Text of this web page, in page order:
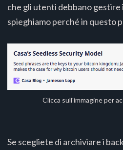
che gli utenti debbano gestire
spieghiamo perché in questo
Clicca sull'immagine per
Se scegliete di archiviare i